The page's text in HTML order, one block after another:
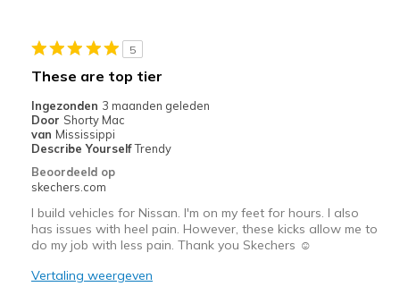
Beste toepassingen
Going Out
Travel
Width
Feels true to width
Sizing
Feels true to size
View On Shoes
I'm Into Shoes
5
These are top tier
Ingezonden 3 maanden geleden
Door Shorty Mac
van Mississippi
Describe YourselfTrendy
Beoordeeld op
skechers.com
I build vehicles for Nissan. I'm on my feet for hours. I also
has issues with heel pain. However, these kicks allow me to
do my job with less pain. Thank you Skechers ☺️
Vertaling weergeven